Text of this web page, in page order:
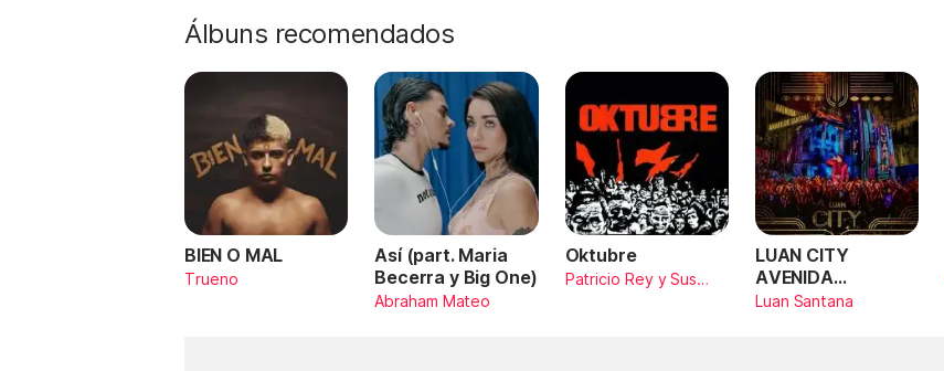
Álbuns recomendados
BIEN O MAL
Trueno
Así (part. Maria
Becerra y Big One)
Abraham Mateo
Oktubre
Patricio Rey y Sus
LUAN CITY
AVENIDA
AMARILDO
Luan Santana